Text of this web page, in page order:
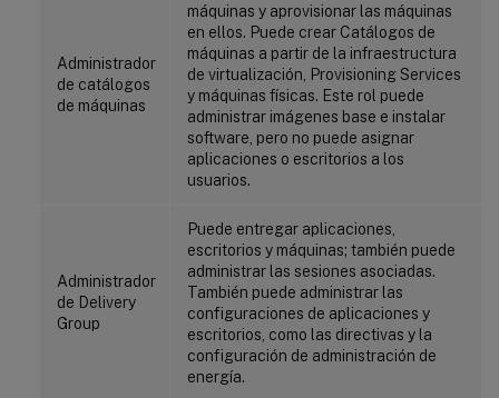
Administrador
de catálogos
de máquinas
máquinas y aprovisionar las máquinas
en ellos. Puede crear Catálogos de
máquinas a partir de la infraestructura
de virtualización, Provisioning Services
y máquinas físicas. Este rol puede
administrar imágenes base e instalar
software, pero no puede asignar
aplicaciones o escritorios a los
usuarios.
Administrador
de Delivery
Group
Puede entregar aplicaciones,
escritorios y máquinas; también puede
administrar las sesiones asociadas.
También puede administrar las
configuraciones de aplicaciones y
escritorios, como las directivas y la
configuración de administración de
energía.